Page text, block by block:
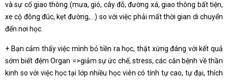
và sự cố giao thông (mưa, gió, cây đỗ, đường xá, giao thông bất tiện,
xe cộ đông đúc, kẹt đường,…) so với việc phải mất thời gian di chuyển
đến nơi học.
+ Bạn cảm thấy việc mình bỏ tiền ra học, thật xứng đáng với kết quả
sớm biết đệm Organ =>giảm sự ức chế, stress, các căn bệnh về thần
kinh so với việc học tại lớp nhiều học viên có tính tự cao, tự đại, thích